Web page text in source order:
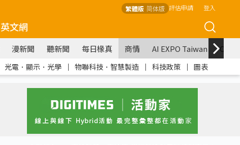
繁體版 简体版 評估申請 登入
英文網
漫新聞 聽新聞 每日椽真 商情 AI EXPO Taiwan
光電．顯示．光學 ｜ 物聯科技．智慧製造 ｜ 科技政策 ｜ 圖表